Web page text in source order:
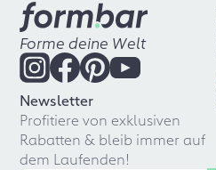
Forme deine Welt
Newsletter
Profitiere von exklusiven
Rabatten & bleib immer auf
dem Laufenden!